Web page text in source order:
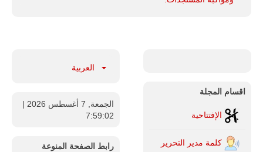
اقسام المجلة
الإفتتاحية
كلمة مدير التحرير
العربية
الجمعة, 7 أغسطس 2026
|
7:59:03
رابط الصفحة المنوعة